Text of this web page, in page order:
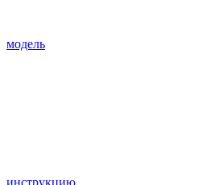
модель
инструкцию